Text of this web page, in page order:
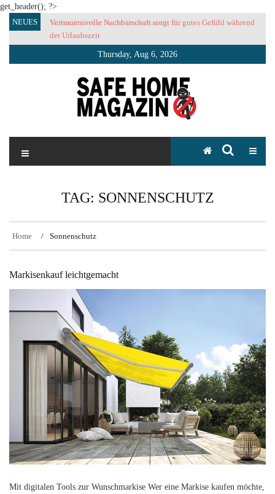
get_header(); ?>
Skip
content
NEUES
Vertrauensvolle Nachbarschaft sorgt für gutes Gefühl während
der Urlaubszeit
Thursday, Aug 6, 2026
SAFE HOME Magazin
TAG: SONNENSCHUTZ
Home Sonnenschutz
Markisenkauf leichtgemacht
Mit digitalen Tools zur Wunschmarkise Wer eine Markise kaufen möchte,